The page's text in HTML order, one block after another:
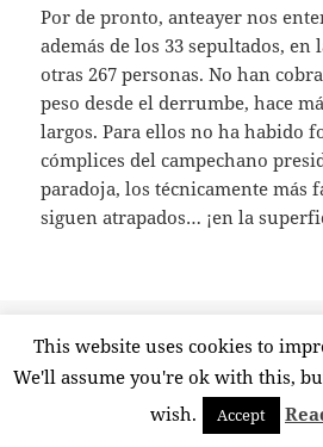
Por de pronto, anteayer nos
además de los 33 sepultados, en
otras 267 personas. No han
peso desde el derrumbe, hace
largos. Para ellos no ha habido
cómplices del campechano
paradoja, los técnicamente más
siguen atrapados… ¡en la
el
rescate
4 comentariosen Los otros
Funciona gracias a WordPress
This website uses cookies to
We'll assume you're ok with this,
wish.
Accept